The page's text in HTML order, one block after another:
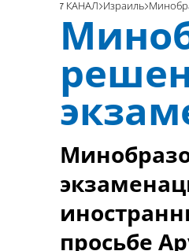
7 КАНАЛ Израиль
просьбе